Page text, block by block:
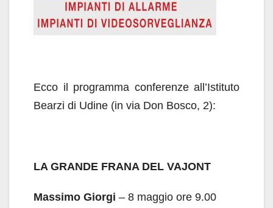
Ecco il programma conferenze all’Istituto
Bearzi di Udine (in via Don Bosco, 2):
LA GRANDE FRANA DEL VAJONT
Massimo Giorgi – 8 maggio ore 9.00